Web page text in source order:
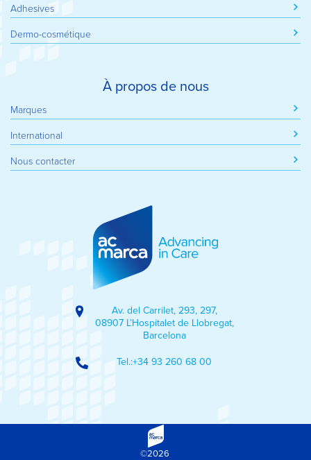
Adhesives
Dermo-cosmétique
À propos de nous
Marques
International
Nous contacter
Av. del Carrilet, 293, 297,
08907 L’Hospitalet de Llobregat,
Barcelona
Tel.:+34 93 260 68 00
©2026